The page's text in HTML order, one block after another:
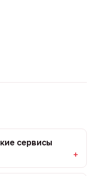
сервисы